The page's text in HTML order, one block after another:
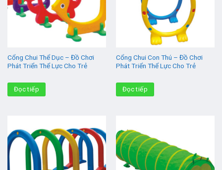
Cổng Chui Thể Dục – Đồ Chơi
Phát Triển Thể Lực Cho Trẻ
Đọc tiếp
Cổng Chui Con Thú – Đồ Chơi
Phát Triển Thể Lực Cho Trẻ
Đọc tiếp